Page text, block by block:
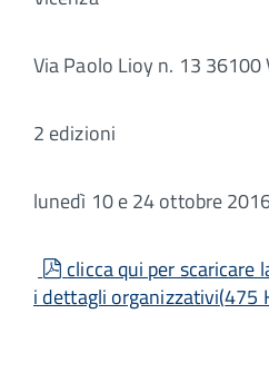
Via Paolo Lioy n. 13 36100
2 edizioni
lunedì 10 e 24 ottobre
pdf
clicca qui per scaricare
i dettagli organizzativi(475